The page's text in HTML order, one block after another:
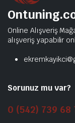
Online Alışveriş
alışveriş yapabilir
Sorunuz mu var?
0 (542) 739 68